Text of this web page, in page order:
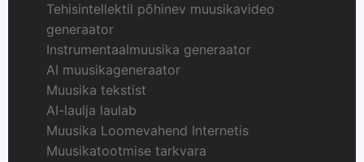
Tehisintellektil põhinev muusikavideo
generaator
Instrumentaalmuusika generaator
AI muusikageneraator
Muusika tekstist
AI-laulja laulab
Muusika Loomevahend Internetis
Muusikatootmise tarkvara